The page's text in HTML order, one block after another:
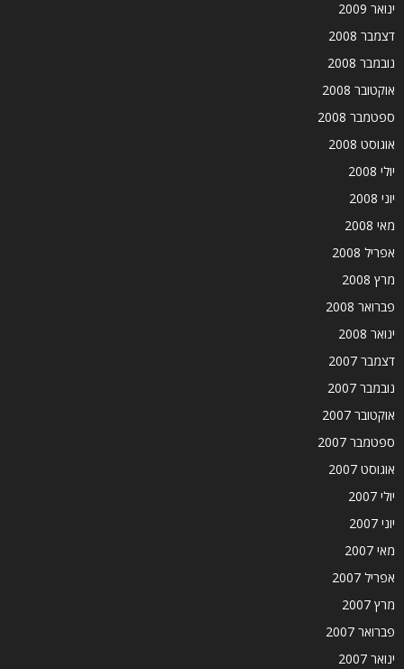
ינואר 2009
דצמבר 2008
נובמבר 2008
אוקטובר 2008
ספטמבר 2008
אוגוסט 2008
יולי 2008
יוני 2008
מאי 2008
אפריל 2008
מרץ 2008
פברואר 2008
ינואר 2008
דצמבר 2007
נובמבר 2007
אוקטובר 2007
ספטמבר 2007
אוגוסט 2007
יולי 2007
יוני 2007
מאי 2007
אפריל 2007
מרץ 2007
פברואר 2007
ינואר 2007